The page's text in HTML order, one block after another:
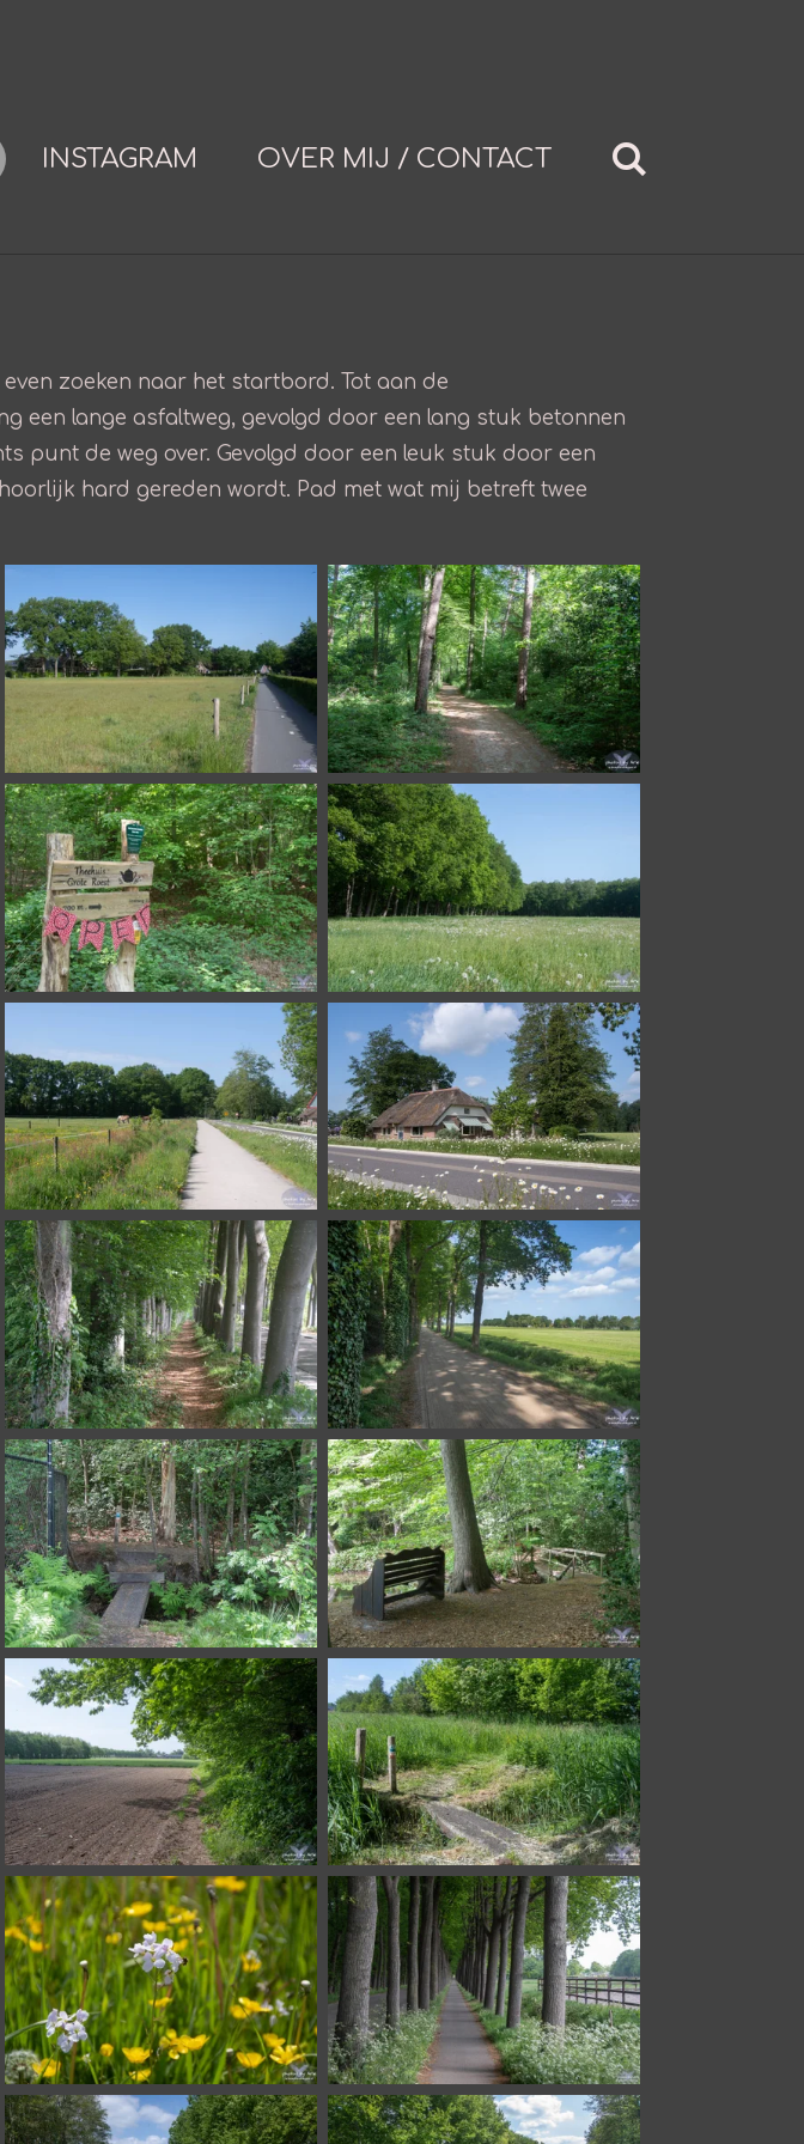
INSTAGRAM OVER MIJ / CONTACT
zoeken naar het startbord. Tot aan de
een lange asfaltweg, gevolgd door een lang stuk betonnen
punt de weg over. Gevolgd door een leuk stuk door een
hard gereden wordt. Pad met wat mij betreft twee